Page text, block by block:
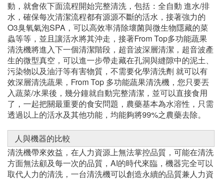
水，確保每次清潔流程都有源源不斷的活水，接著強力的
O3臭氧氣泡SPA，可以高效率清除壞菌與微生物隱藏的菜
蟲等等，並且讓活水將其沖走，接著From Top多功能蔬果
清洗機將進入下一個清潔階段，超音波深層清潔，超音波產
生的微型真空，可以進一步帶走藏在孔洞與縫隙中的泥土、
污染物以及油汙等有害物質，不需要化學清洗劑 就可以有
效深層清洗蔬果，From Top 多功能蔬果清洗機，您只要丟
入蔬菜/水果後，幾分鐘就自動完整清潔，並可以直接食用
了，一起把關最重要的食安問題，農藥基本為水溶性，只需
透過以上的活水及其他功能，均能夠將99%之農藥去除。
人與機器的比較
清洗機帶來效益，在人力資源上無法掌控品質，可能在清洗
方面無法顧及每一次的品質，AI的時代來臨，機器完全可以
取代人力的清洗，一台清洗機可以創造永續的品質兼人力資
源，在短短時間內必將回收機械成本，不僅在人力資源上能